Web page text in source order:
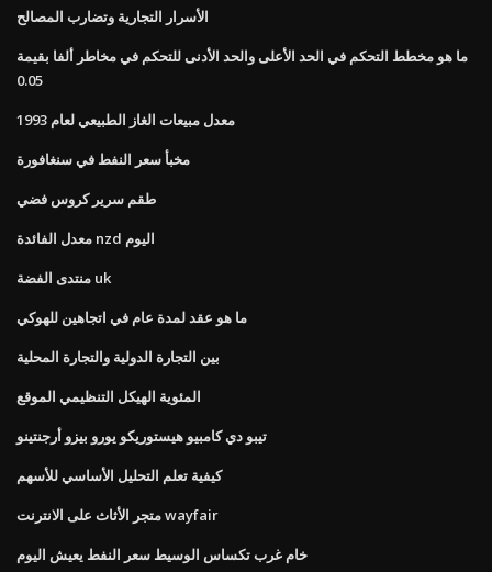
الأسرار التجارية وتضارب المصالح
ما هو مخطط التحكم في الحد الأعلى والحد الأدنى للتحكم في مخاطر ألفا بقيمة
0.05
معدل مبيعات الغاز الطبيعي لعام 1993
مخبأ سعر النفط في سنغافورة
طقم سرير كروس فضي
معدل الفائدة nzd اليوم
منتدى الفضة uk
ما هو عقد لمدة عام في اتجاهين للهوكي
بين التجارة الدولية والتجارة المحلية
المئوية الهيكل التنظيمي الموقع
تيبو دي كامبيو هيستوريكو يورو بيزو أرجنتينو
كيفية تعلم التحليل الأساسي للأسهم
متجر الأثاث على الانترنت wayfair
خام غرب تكساس الوسيط سعر النفط يعيش اليوم